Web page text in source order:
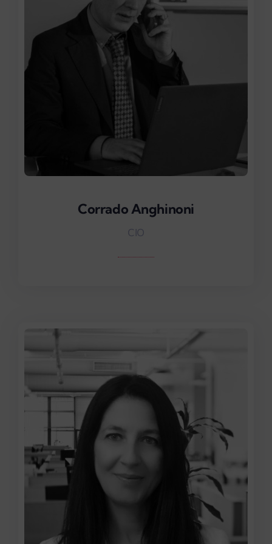
Corrado Anghinoni
CIO
Corrado Anghinoni